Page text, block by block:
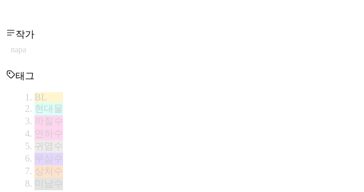
작가
napa
태그
BL
현대물
까칠수
연하수
귀염수
무심수
상처수